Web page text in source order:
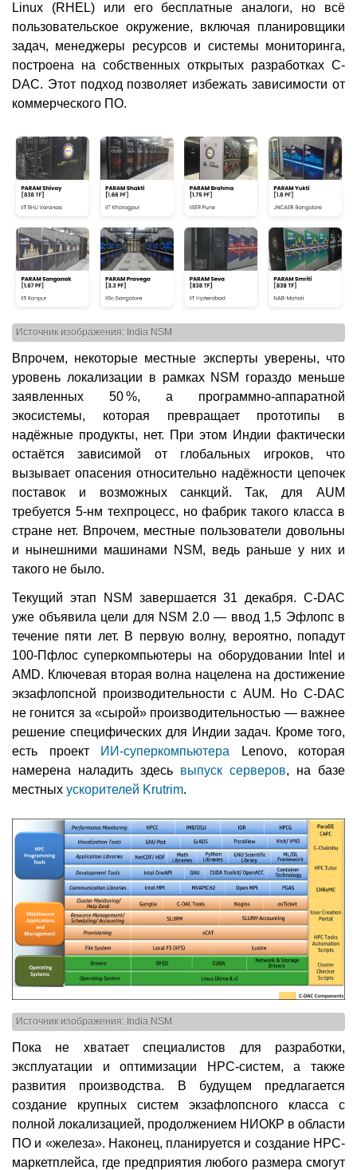
Linux (RHEL) или его бесплатные аналоги, но всё
пользовательское окружение, включая планировщики
задач, менеджеры ресурсов и системы мониторинга,
построена на собственных открытых разработках C-
DAC. Этот подход позволяет избежать зависимости от
коммерческого ПО.
Источник изображения: India NSM
Впрочем, некоторые местные эксперты уверены, что
уровень локализации в рамках NSM гораздо меньше
заявленных 50 %, а программно-аппаратной
экосистемы, которая превращает прототипы в
надёжные продукты, нет. При этом Индии фактически
остаётся зависимой от глобальных игроков, что
вызывает опасения относительно надёжности цепочек
поставок и возможных санкций. Так, для AUM
требуется 5-нм техпроцесс, но фабрик такого класса в
стране нет. Впрочем, местные пользователи довольны
и нынешними машинами NSM, ведь раньше у них и
такого не было.
Текущий этап NSM завершается 31 декабря. C-DAC
уже объявила цели для NSM 2.0 — ввод 1,5 Эфлопс в
течение пяти лет. В первую волну, вероятно, попадут
100-Пфлос суперкомпьютеры на оборудовании Intel и
AMD. Ключевая вторая волна нацелена на достижение
экзафлопсной производительности с AUM. Но C-DAC
не гонится за «сырой» производительностью — важнее
решение специфических для Индии задач. Кроме того,
есть проект
ИИ-суперкомпьютера Lenovo, которая
намерена наладить здесь выпуск серверов, на базе
местных ускорителей Krutrim.
Источник изображения: India NSM
Пока не хватает специалистов для разработки,
эксплуатации и оптимизации HPC-систем, а также
развития производства. В будущем предлагается
создание крупных систем экзафлопсного класса с
полной локализацией, продолжением НИОКР в области
ПО и «железа». Наконец, планируется и создание HPC-
маркетплейса, где предприятия любого размера смогут